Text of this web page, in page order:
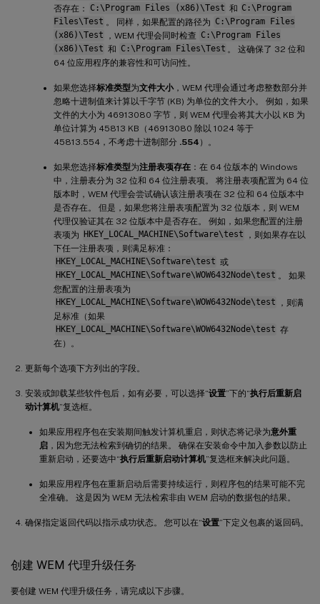
否存在： C:\Program Files (x86)\Test 和 C:\Program
Files\Test 。 同样，如果配置的路径为 C:\Program Files
(x86)\Test
，WEM 代理会同时检查 C:\Program Files
(x86)\Test 和 C:\Program Files\Test 。 这确保了 32 位和
64 位应用程序的兼容性和可访问性。
如果您选择标准类型为文件大小，WEM 代理会通过考虑整数部分并
忽略十进制值来计算以千字节 (KB) 为单位的文件大小。 例如，如果
文件的大小为 46913080 字节，则 WEM 代理会将其大小以 KB 为
单位计算为 45813 KB（46913080 除以 1024 等于
45813.554，不考虑十进制部分 .554 ）。
如果您选择标准类型为注册表项存在 ：在 64 位版本的 Windows
中，注册表分为 32 位和 64 位注册表项。 将注册表项配置为 64 位
版本时，WEM 代理会尝试确认该注册表项在 32 位和 64 位版本中
是否存在。 但是，如果您将注册表项配置为 32 位版本，则 WEM
代理仅验证其在 32 位版本中是否存在。 例如，如果您配置的注册
表项为
HKEY_LOCAL_MACHINE\Software\test
，则如果存在以
下任一注册表项，则满足标准：
HKEY_LOCAL_MACHINE\Software\test 或
HKEY_LOCAL_MACHINE\Software\WOW6432Node\test 。 如果
您配置的注册表项为
HKEY_LOCAL_MACHINE\Software\WOW6432Node\test
，则满
足标准（如果
HKEY_LOCAL_MACHINE\Software\WOW6432Node\test 存
在）。
更新每个选项下方列出的字段。
安装或卸载某些软件包后，如有必要，可以选择“设置”下的“执行后重新启
动计算机”复选框。
如果应用程序包在安装期间触发计算机重启，则状态将记录为意外重
启 ，因为您无法检索到确切的结果。 确保在安装命令中加入参数以防止
重新启动，还要选中“执行后重新启动计算机”复选框来解决此问题。
如果应用程序包在重新启动后需要持续运行，则程序包的结果可能不完
全准确。 这是因为 WEM 无法检索非由 WEM 启动的数据包的结果。
确保指定返回代码以指示成功状态。 您可以在“设置”下定义包裹的返回码。
创建 WEM 代理升级任务
要创建 WEM 代理升级任务，请完成以下步骤。